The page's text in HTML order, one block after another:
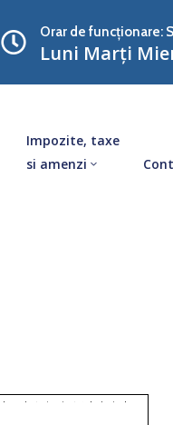
Orar de funcționare:
Luni Marți
Impozite, taxe
si amenzi